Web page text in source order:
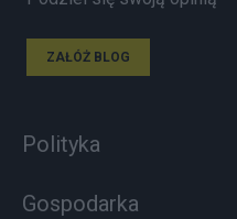
ZAŁÓŻ BLOG
Polityka
Gospodarka